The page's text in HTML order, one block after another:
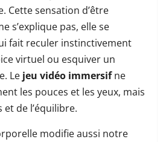
Cette sensation d’être
s’explique pas, elle se
fait reculer instinctivement
virtuel ou esquiver un
Le jeu vidéo immersifne
les pouces et les yeux, mais
et de l’équilibre.
modifie aussi notre